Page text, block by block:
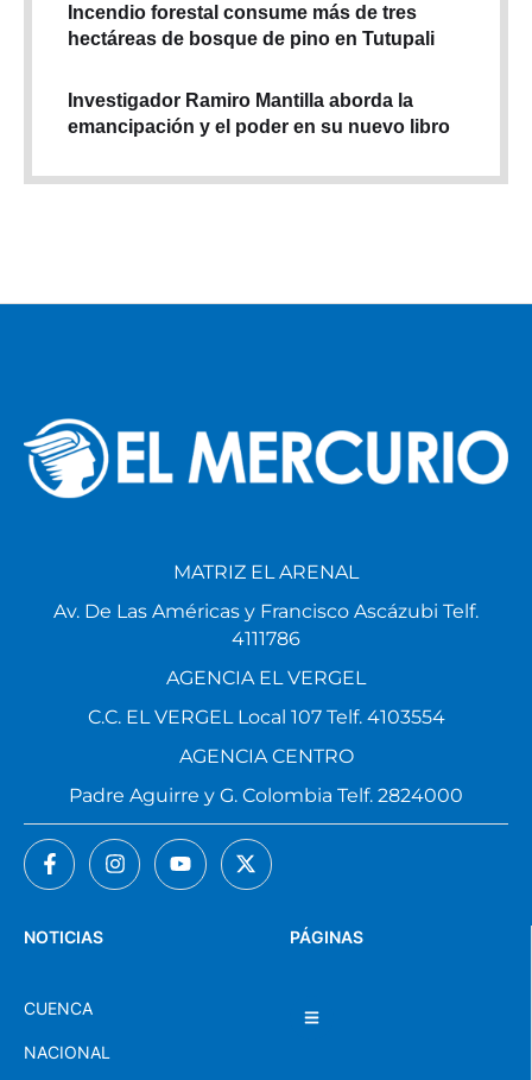
Incendio forestal consume más de tres
hectáreas de bosque de pino en Tutupali
Investigador Ramiro Mantilla aborda la
emancipación y el poder en su nuevo libro
PÁGINAS
NOTICIAS
CUENCA
NACIONAL
MATRIZ EL ARENAL
Av. De Las Américas y Francisco Ascázubi Telf.
4111786
AGENCIA EL VERGEL
C.C. EL VERGEL Local 107 Telf. 4103554
AGENCIA CENTRO
Padre Aguirre y G. Colombia Telf. 2824000